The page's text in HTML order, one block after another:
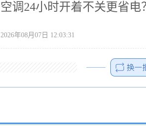
空调24小时开着不关更省电
2026年08月07日 12:03:31